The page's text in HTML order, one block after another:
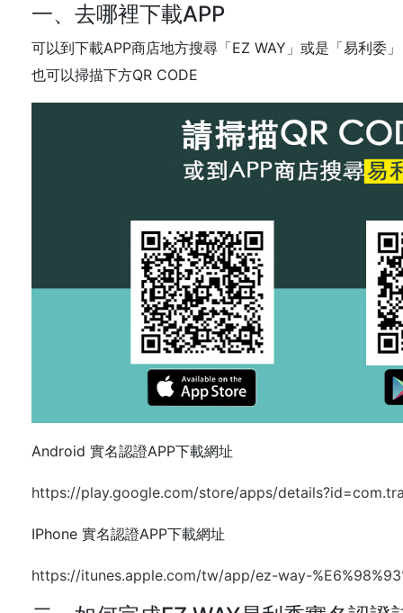
一、去哪裡下載APP
可以到下載APP商店地方搜尋「EZ WAY」或是「易利委」
也可以掃描下方QR CODE
Android 實名認證APP下載網址
https://play.google.com/store/apps/
IPhone 實名認證APP下載網址
https://itunes.apple.com/tw/app/ez-way-